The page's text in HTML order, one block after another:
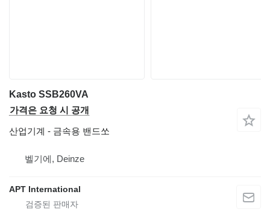
Kasto SSB260VA
가격은 요청 시 공개
산업기계 - 금속용 밴드쏘
벨기에, Deinze
APT International